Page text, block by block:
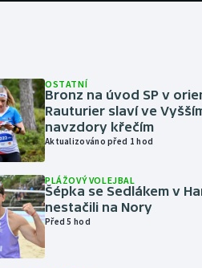
OSTATNÍ
Bronz na úvod SP v
Rauturier slaví ve
navzdory křečím
Aktualizováno před 1 hod
PLÁŽOVÝ VOLEJBAL
Šépka se Sedlákem v
nestačili na Nory
Před 5 hod